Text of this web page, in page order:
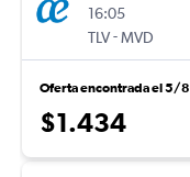
16:05
TLV-MVD
Oferta encontrada el 5/8
$1.434